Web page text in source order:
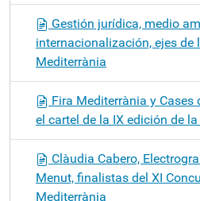
Gestión jurídica, medio
internacionalización, ejes de
Mediterrània
Fira Mediterrània y Cases
el cartel de la IX edición de
Clàudia Cabero,
Menut, finalistas del XI
Mediterrània